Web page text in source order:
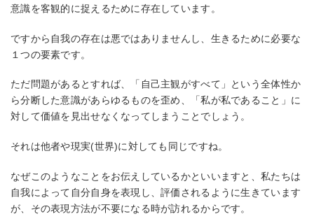
意識を客観的に捉えるために存在しています。
ですから自我の存在は悪ではありませんし、生きるために必要な
１つの要素です。
ただ問題があるとすれば、「自己主観がすべて」という全体性か
ら分断した意識があらゆるものを歪め、「私が私であること」に
対して価値を見出せなくなってしまうことでしょう。
それは他者や現実(世界)に対しても同じですね。
なぜこのようなことをお伝えしているかといいますと、私たちは
自我によって自分自身を表現し、評価されるように生きています
が、その表現方法が不要になる時が訪れるからです。